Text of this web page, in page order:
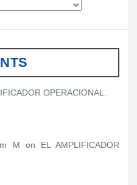
OPERACIONAL.
M on EL AMPLIFICADOR